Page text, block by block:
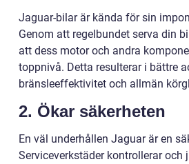
Jaguar-bilar är kända för sin
Genom att regelbundet serva din
att dess motor och andra
toppnivå. Detta resulterar i bättre
bränsleeffektivitet och allmän
2. Ökar säkerheten
En väl underhållen Jaguar är en
Serviceverkstäder kontrollerar och